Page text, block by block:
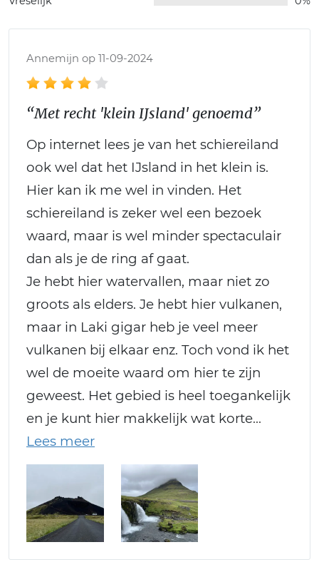
Annemijn op 11-09-2024
“Met recht 'klein IJsland' genoemd”
Op internet lees je van het schiereiland
ook wel dat het IJsland in het klein is.
Hier kan ik me wel in vinden. Het
schiereiland is zeker wel een bezoek
waard, maar is wel minder spectaculair
dan als je de ring af gaat.
Je hebt hier watervallen, maar niet zo
groots als elders. Je hebt hier vulkanen,
maar in Laki gigar heb je veel meer
vulkanen bij elkaar enz. Toch vond ik het
wel de moeite waard om hier te zijn
geweest. Het gebied is heel toegankelijk
en je kunt hier makkelijk wat korte